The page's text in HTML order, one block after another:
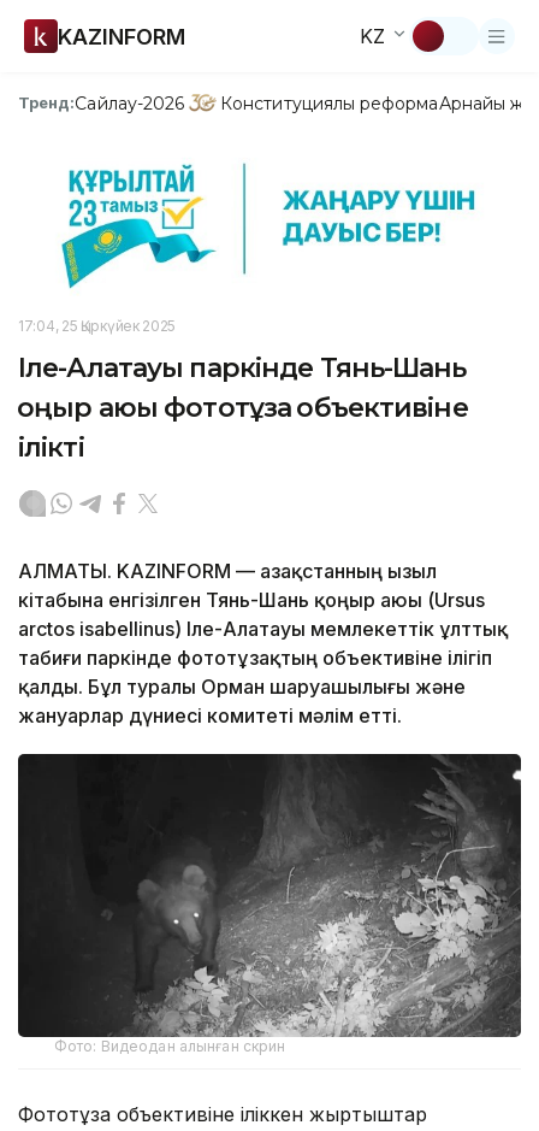
KAZINFORM KZ
Тренд:Сайлау-2026 Конституциялық реформаАрнайы
17:04, 25 Қыркүйек 2025
Іле-Алатауы паркінде Тянь-Шань
қоңыр аюы фототұзақ объективіне
ілікті
АЛМАТЫ. KAZINFORM — Қазақстанның Қызыл
кітабына енгізілген Тянь-Шань қоңыр аюы (Ursus
arctos isabellinus) Іле-Алатауы мемлекеттік ұлттық
табиғи паркінде фототұзақтың объективіне ілігіп
қалды. Бұл туралы Орман шаруашылығы және
жануарлар дүниесі комитеті мәлім етті.
Фото: Видеодан алынған скрин
Фототұзақ объективіне іліккен жыртқыштар